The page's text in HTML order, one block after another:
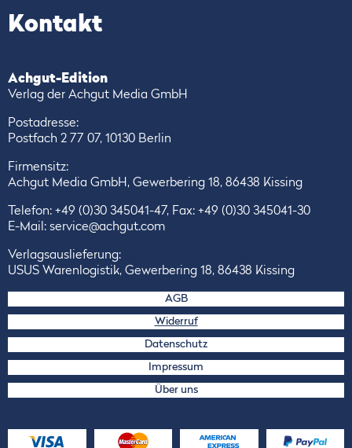
Kontakt
Achgut-Edition
Verlag der Achgut Media GmbH
Postadresse:
Postfach 2 77 07, 10130 Berlin
Firmensitz:
Achgut Media GmbH, Gewerbering 18, 86438 Kissing
Telefon: +49 (0)30 345041-47, Fax: +49 (0)30 345041-30
E-Mail: service@achgut.com
Verlagsauslieferung:
USUS Warenlogistik, Gewerbering 18, 86438 Kissing
AGB
Widerruf
Datenschutz
Impressum
Über uns